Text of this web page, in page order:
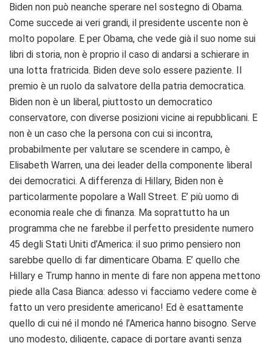
Biden non può neanche sperare nel sostegno di Obama.
Come succede ai veri grandi, il presidente uscente non è
molto popolare. E per Obama, che vede già il suo nome sui
libri di storia, non è proprio il caso di andarsi a schierare in
una lotta fratricida. Biden deve solo essere paziente. Il
premio è un ruolo da salvatore della patria democratica.
Biden non è un liberal, piuttosto un democratico
conservatore, con diverse posizioni vicine ai repubblicani. E
non è un caso che la persona con cui si incontra,
probabilmente per valutare se scendere in campo, è
Elisabeth Warren, una dei leader della componente liberal
dei democratici. A differenza di Hillary, Biden non è
particolarmente popolare a Wall Street. E’ più uomo di
economia reale che di finanza. Ma soprattutto ha un
programma che ne farebbe il perfetto presidente numero
45 degli Stati Uniti d’America: il suo primo pensiero non
sarebbe quello di far dimenticare Obama. E’ quello che
Hillary e Trump hanno in mente di fare non appena mettono
piede alla Casa Bianca: adesso vi facciamo vedere come è
fatto un vero presidente americano! Ed è esattamente
quello di cui né il mondo né l’America hanno bisogno. Serve
uno modesto, diligente, capace di portare avanti senza